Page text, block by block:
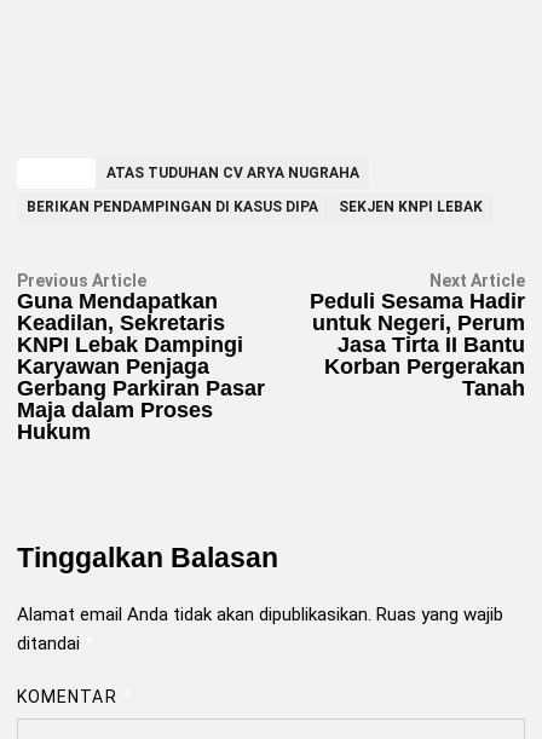
ATAS TUDUHAN CV ARYA NUGRAHA
BERIKAN PENDAMPINGAN DI KASUS DIPA
SEKJEN KNPI LEBAK
Navigasi
pos
Previous ArticlePrevious
article:
Guna Mendapatkan
Keadilan, Sekretaris
KNPI Lebak Dampingi
Karyawan Penjaga
Gerbang Parkiran Pasar
Maja dalam Proses
Hukum
Next Article
Peduli Sesama Hadir
untuk Negeri, Perum
Jasa Tirta II Bantu
Korban Pergerakan
Tanah
Tinggalkan Balasan
Alamat email Anda tidak akan dipublikasikan. Ruas yang wajib
ditandai
KOMENTAR